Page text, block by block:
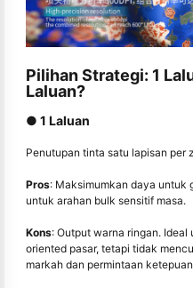
Pilihan Strategi: 1
Laluan?
● 1 Laluan
Penutupan tinta satu lapisan per
Pros: Maksimumkan daya untuk
untuk arahan bulk sensitif masa.
Kons: Output warna ringan.
oriented pasar, tetapi tidak
markah dan permintaan